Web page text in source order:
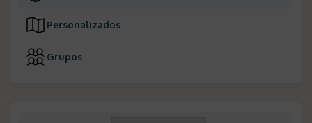
Personalizados
Grupos